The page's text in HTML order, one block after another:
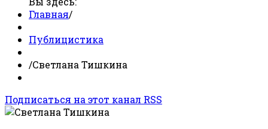
Главная/
Публицистика
/Светлана Тишкина
Подписаться на этот канал RSS